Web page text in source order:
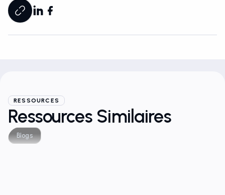
RESSOURCES
Ressources Similaires
Blogs